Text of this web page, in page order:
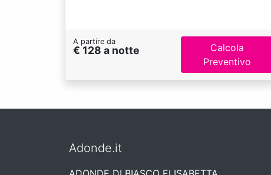
A partire da
€ 128 a notte
Calcola
Preventivo
Adonde.it